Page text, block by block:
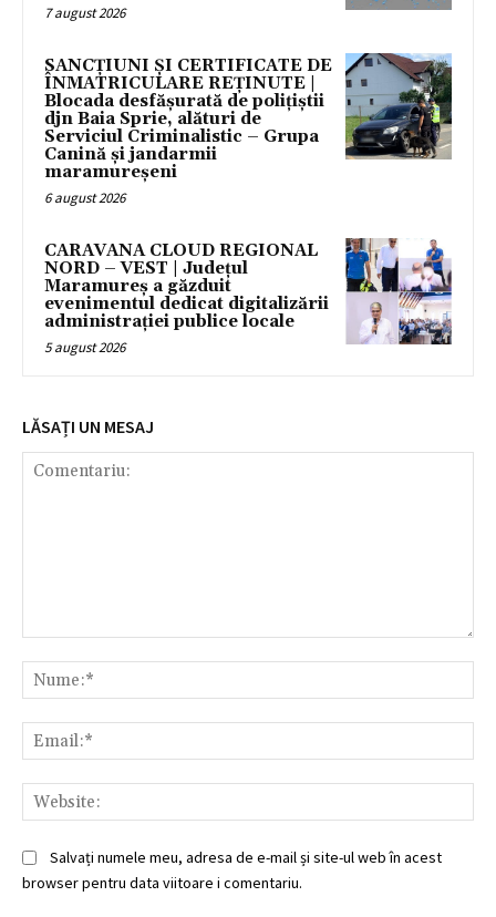
7 august 2026
SANCȚIUNI ȘI CERTIFICATE DE
ÎNMATRICULARE REȚINUTE |
Blocada desfășurată de polițiștii
djn Baia Sprie, alături de
Serviciul Criminalistic – Grupa
Canină și jandarmii
maramureșeni
6 august 2026
CARAVANA CLOUD REGIONAL
NORD – VEST | Județul
Maramureș a găzduit
evenimentul dedicat digitalizării
administrației publice locale
5 august 2026
LĂSAȚI UN MESAJ
Salvați numele meu, adresa de e-mail și site-ul web în acest
browser pentru data viitoare i comentariu.